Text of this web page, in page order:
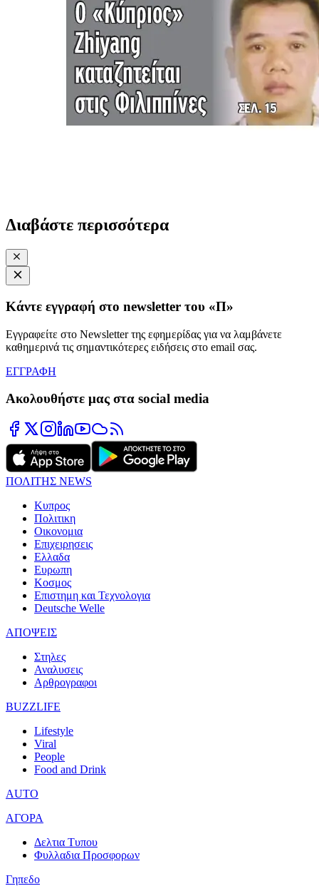
Διαβάστε περισσότερα
Κάντε εγγραφή στο newsletter του «Π»
Εγγραφείτε στο Newsletter της εφημερίδας για να λαμβάνετε
καθημερινά τις σημαντικότερες ειδήσεις στο email σας.
ΕΓΓΡΑΦΗ
Ακολουθήστε μας στα social media
ΠΟΛΙΤΗΣ NEWS
Κυπρος
Πολιτικη
Οικονομια
Επιχειρησεις
Ελλαδα
Ευρωπη
Κοσμος
Επιστημη και Τεχνολογια
Deutsche Welle
ΑΠΟΨΕΙΣ
Στηλες
Αναλυσεις
Αρθρογραφοι
BUZZLIFE
Lifestyle
Viral
People
Food and Drink
AUTO
ΑΓΟΡΑ
Δελτια Τυπου
Φυλλαδια Προσφορων
Γηπεδο